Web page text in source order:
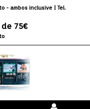
- ambos inclusive | Tel.
75€